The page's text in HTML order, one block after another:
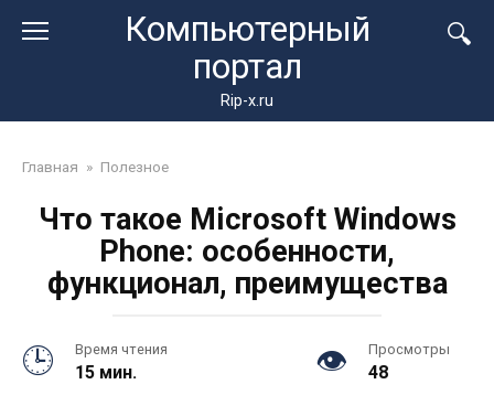
Компьютерный
портал
Rip-x.ru
Главная » Полезное
Что такое Microsoft Windows
Phone: особенности,
функционал, преимущества
Время чтения
15 мин.
Просмотры
48